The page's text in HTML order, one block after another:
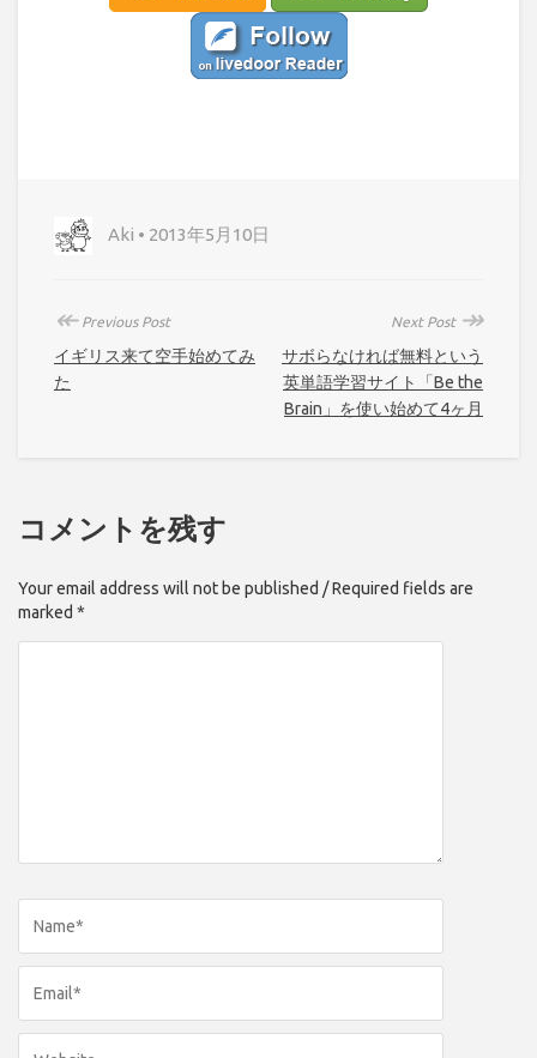
Aki • 2013年5月10日
↞Previous Post
イギリス来て空手始めてみ
た
Next Post ↠
サボらなければ無料という
英単語学習サイト「Be the
Brain」を使い始めて4ヶ月
コメントを残す
Your email address will not be published / Required fields are
marked *